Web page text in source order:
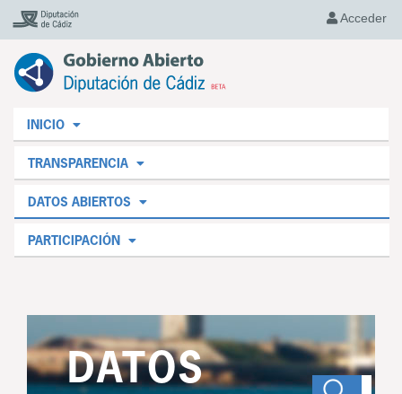
Acceder
INICIO
TRANSPARENCIA
DATOS ABIERTOS
PARTICIPACIÓN
DATOS